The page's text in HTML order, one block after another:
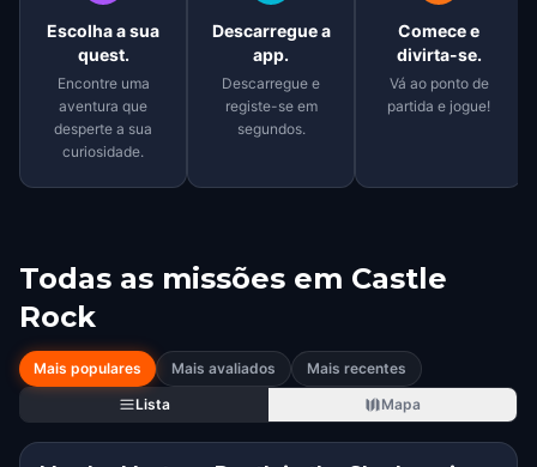
Escolha a sua
quest.
Encontre uma
aventura que
desperte a sua
curiosidade.
Descarregue a
app.
Descarregue e
registe-se em
segundos.
Comece e
divirta-se.
Vá ao ponto de
partida e jogue!
Todas as missões em Castle
Rock
Mais populares Mais avaliados
Mais recentes
Lista
Mapa